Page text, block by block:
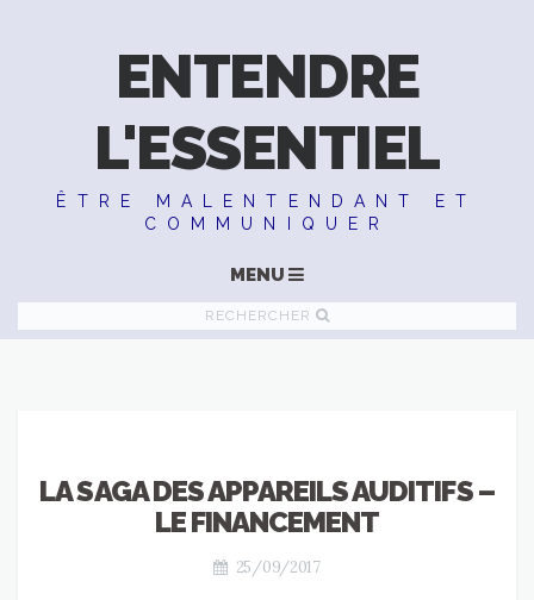
ENTENDRE
L'ESSENTIEL
ÊTRE MALENTENDANT ET
COMMUNIQUER
MENU
RECHERCHER
LA SAGA DES APPAREILS AUDITIFS –
LE FINANCEMENT
25/09/2017